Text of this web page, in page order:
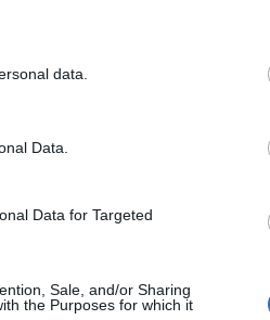
data.
Data.
Data for Targeted
Sale, and/or Sharing
the Purposes for which it